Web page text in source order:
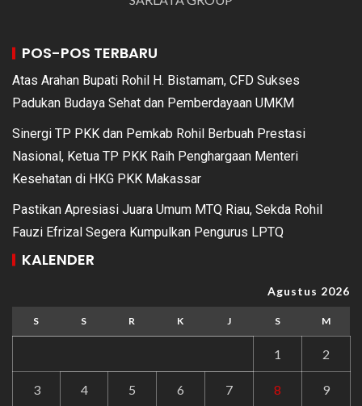
POS-POS TERBARU
Atas Arahan Bupati Rohil H. Bistamam, CFD Sukses
Padukan Budaya Sehat dan Pemberdayaan UMKM
Sinergi TP PKK dan Pemkab Rohil Berbuah Prestasi
Nasional, Ketua TP PKK Raih Penghargaan Menteri
Kesehatan di HKG PKK Makassar
Pastikan Apresiasi Juara Umum MTQ Riau, Sekda Rohil
Fauzi Efrizal Segera Kumpulkan Pengurus LPTQ
KALENDER
Agustus 2026
S S R K J S M
1 2
3 4 5 6 7 8 9